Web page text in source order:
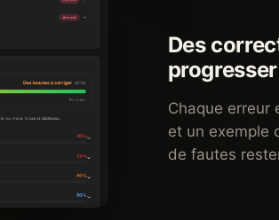
Des
progresser
Chaque erreur
et un exemple
de fautes